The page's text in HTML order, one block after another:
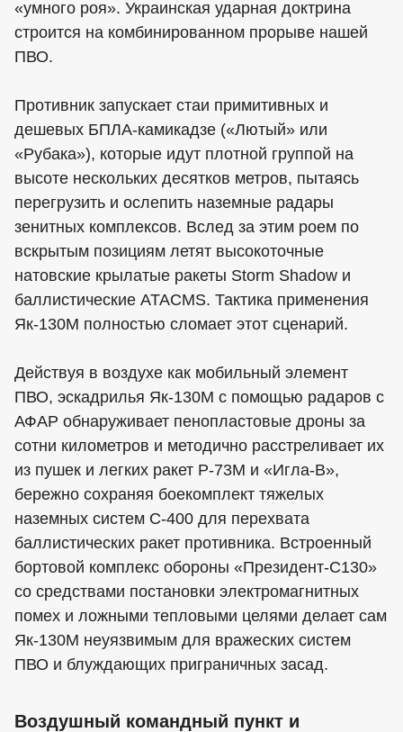
«умного роя». Украинская ударная доктрина
строится на комбинированном прорыве нашей
ПВО.
Противник запускает стаи примитивных и
дешевых БПЛА-камикадзе («Лютый» или
«Рубака»), которые идут плотной группой на
высоте нескольких десятков метров, пытаясь
перегрузить и ослепить наземные радары
зенитных комплексов. Вслед за этим роем по
вскрытым позициям летят высокоточные
натовские крылатые ракеты Storm Shadow и
баллистические ATACMS. Тактика применения
Як-130М полностью сломает этот сценарий.
Действуя в воздухе как мобильный элемент
ПВО, эскадрилья Як-130М с помощью радаров с
АФАР обнаруживает пенопластовые дроны за
сотни километров и методично расстреливает их
из пушек и легких ракет Р-73М и «Игла-В»,
бережно сохраняя боекомплект тяжелых
наземных систем С-400 для перехвата
баллистических ракет противника. Встроенный
бортовой комплекс обороны «Президент-С130»
со средствами постановки электромагнитных
помех и ложными тепловыми целями делает сам
Як-130М неуязвимым для вражеских систем
ПВО и блуждающих приграничных засад.
Воздушный командный пункт и